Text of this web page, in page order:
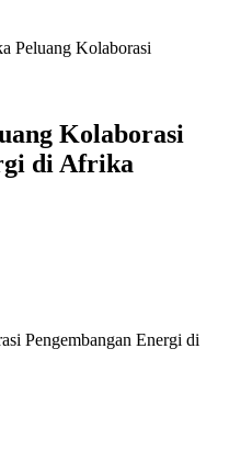
Peluang Kolaborasi
Kolaborasi
di Afrika
Pengembangan Energi di